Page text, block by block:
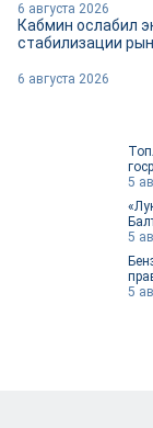
6 августа 2026
Кабмин ослабил
стабилизации
6 августа 2026
5
5
5